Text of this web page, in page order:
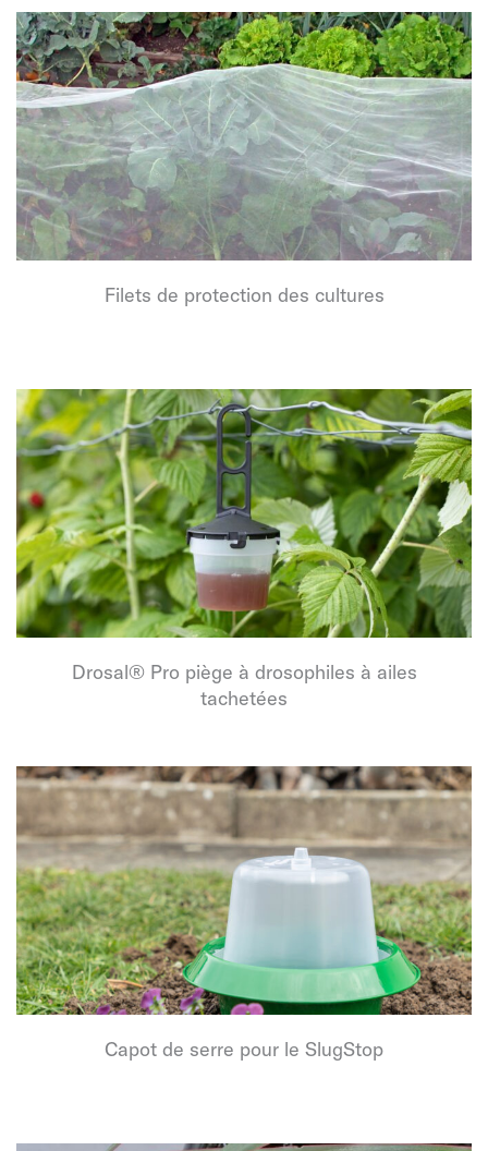
Filets de protection des cultures
Drosal® Pro piège à drosophiles à ailes
tachetées
Capot de serre pour le SlugStop